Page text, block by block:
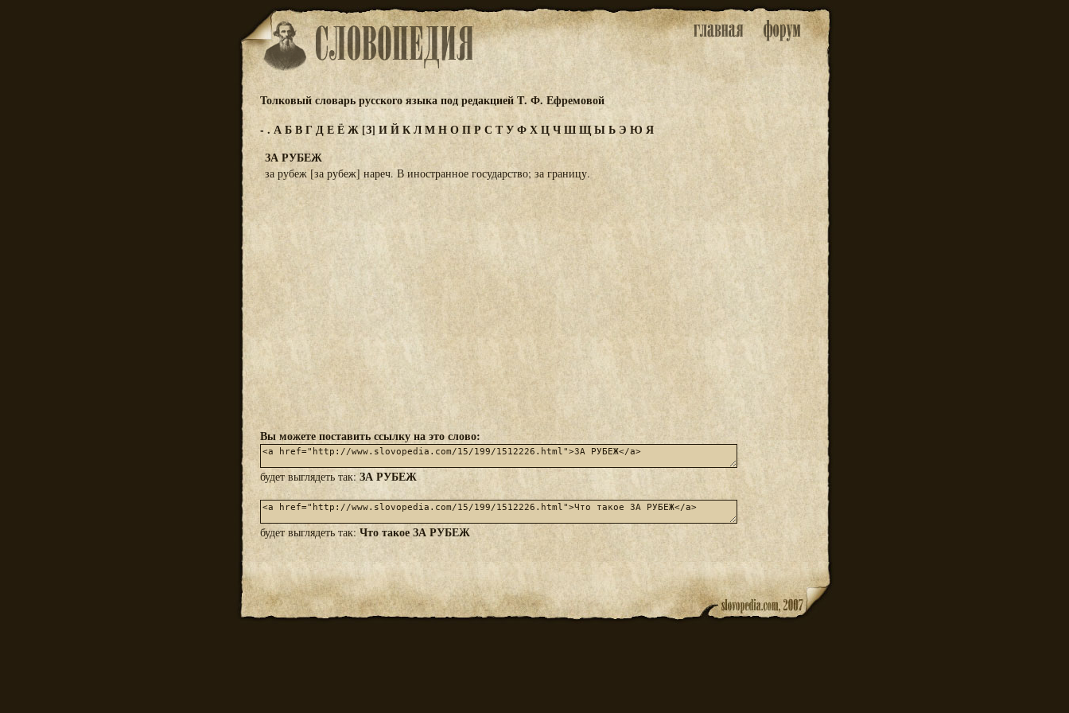
Толковый словарь русского языка под редакцией Т. Ф. Ефремовой
-. АБВГДЕЁЖ[З] ИЙКЛМНОПР С ТУФХЦЧШЩЫЬ Э Ю Я
ЗА РУБЕЖ
за рубеж [за рубеж] нареч. В иностранное государство; за границу.
Вы можете поставить ссылку на это слово:
будет выглядеть так:ЗА РУБЕЖ
будет выглядеть так: Что такое ЗА РУБЕЖ